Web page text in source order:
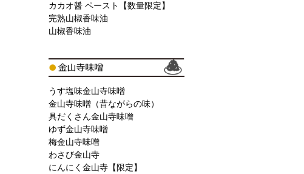
カカオ醤 ペースト【数量限定】
完熟山椒香味油
山椒香味油
うす塩味金山寺味噌
金山寺味噌（昔ながらの味）
具だくさん金山寺味噌
ゆず金山寺味噌
梅金山寺味噌
わさび金山寺
にんにく金山寺【限定】